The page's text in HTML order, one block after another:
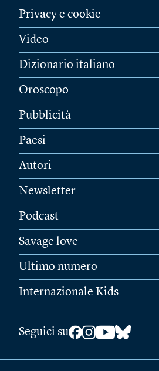
Privacy e cookie
Video
Dizionario italiano
Oroscopo
Pubblicità
Paesi
Autori
Newsletter
Podcast
Savage love
Ultimo numero
Internazionale Kids
Seguici su